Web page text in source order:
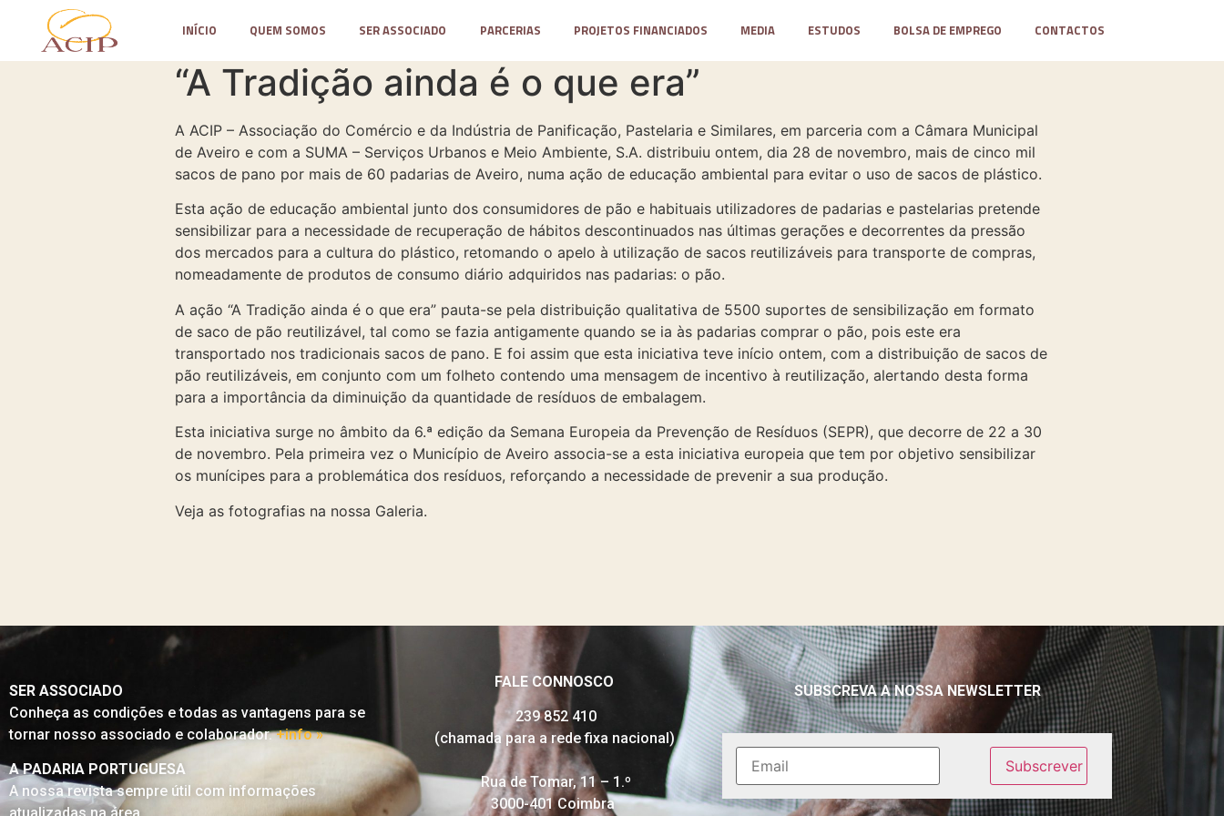
INÍCIO QUEM SOMOS SER ASSOCIADO PARCERIAS PROJETOS FINANCIADOS MEDIA ESTUDOS BOLSA DE EMPREGO CONTACTOS
“A Tradição ainda é o que era”
A ACIP – Associação do Comércio e da Indústria de Panificação, Pastelaria e Similares, em parceria com a Câmara Municipal
de Aveiro e com a SUMA – Serviços Urbanos e Meio Ambiente, S.A. distribuiu ontem, dia 28 de novembro, mais de cinco mil
sacos de pano por mais de 60 padarias de Aveiro, numa ação de educação ambiental para evitar o uso de sacos de plástico.
Esta ação de educação ambiental junto dos consumidores de pão e habituais utilizadores de padarias e pastelarias pretende
sensibilizar para a necessidade de recuperação de hábitos descontinuados nas últimas gerações e decorrentes da pressão
dos mercados para a cultura do plástico, retomando o apelo à utilização de sacos reutilizáveis para transporte de compras,
nomeadamente de produtos de consumo diário adquiridos nas padarias: o pão.
A ação “A Tradição ainda é o que era” pauta-se pela distribuição qualitativa de 5500 suportes de sensibilização em formato
de saco de pão reutilizável, tal como se fazia antigamente quando se ia às padarias comprar o pão, pois este era
transportado nos tradicionais sacos de pano. E foi assim que esta iniciativa teve início ontem, com a distribuição de sacos de
pão reutilizáveis, em conjunto com um folheto contendo uma mensagem de incentivo à reutilização, alertando desta forma
para a importância da diminuição da quantidade de resíduos de embalagem.
Esta iniciativa surge no âmbito da 6.ª edição da Semana Europeia da Prevenção de Resíduos (SEPR), que decorre de 22 a 30
de novembro. Pela primeira vez o Município de Aveiro associa-se a esta iniciativa europeia que tem por objetivo sensibilizar
os munícipes para a problemática dos resíduos, reforçando a necessidade de prevenir a sua produção.
Veja as fotografias na nossa Galeria.
SER ASSOCIADO
Conheça as condições e todas as vantagens para se
tornar nosso associado e colaborador.+info »
A PADARIA PORTUGUESA
A nossa revista sempre útil com informações
FALE CONNOSCO
239 852 410
(chamada para a rede fixa nacional)
Rua de Tomar, 11 – 1.º
3000-401 Coimbra
SUBSCREVA A NOSSA NEWSLETTER